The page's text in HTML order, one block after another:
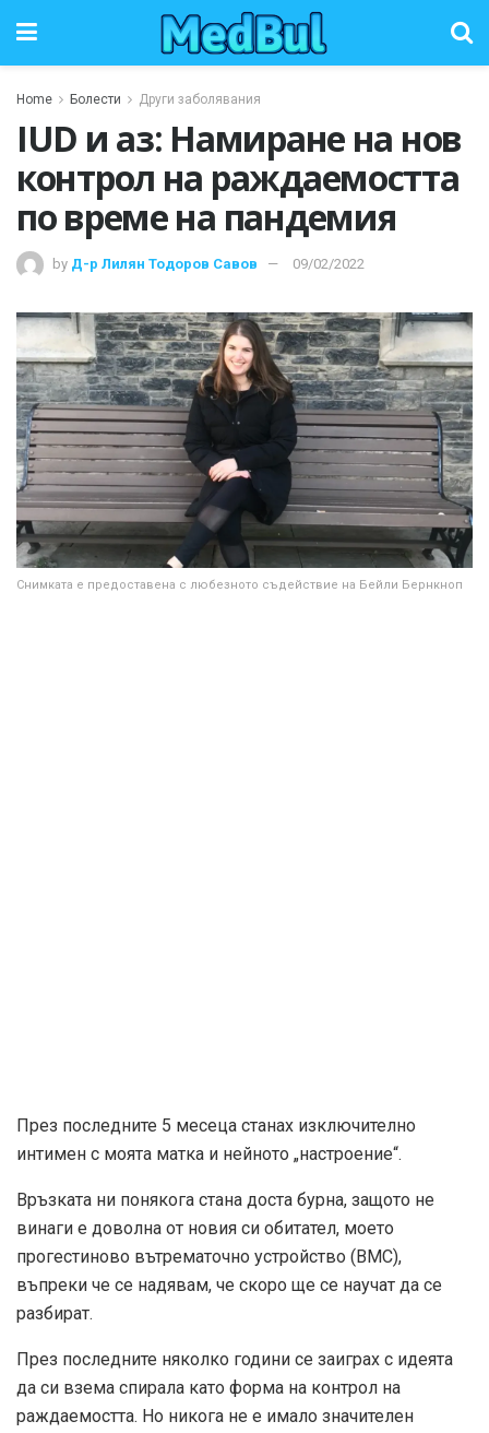
Home Болести Други заболявания
IUD и аз: Намиране на нов
контрол на раждаемостта
по време на пандемия
by Д-р Лилян Тодоров Савов 09/02/2022
Снимката е предоставена с любезното съдействие на Бейли Бернкноп
През последните 5 месеца станах изключително
интимен с моята матка и нейното „настроение“.
Връзката ни понякога стана доста бурна, защото не
винаги е доволна от новия си обитател, моето
прогестиново вътрематочно устройство (ВМС),
въпреки че се надявам, че скоро ще се научат да се
разбират.
През последните няколко години се заиграх с идеята
да си взема спирала като форма на контрол на
раждаемостта. Но никога не е имало значителен